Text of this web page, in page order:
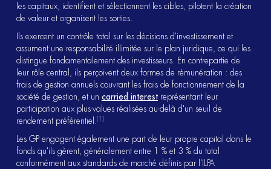
les capitaux, identifient et sélectionnent les cibles, pilotent la création
de valeur et organisent les sorties.
Ils exercent un contrôle total sur les décisions d'investissement et
assument une responsabilité illimitée sur le plan juridique, ce qui les
distingue fondamentalement des investisseurs. En contrepartie de
leur rôle central, ils perçoivent deux formes de rémunération : des
frais de gestion annuels couvrant les frais de fonctionnement de la
société de gestion, et un carried interestreprésentant leur
participation aux plus-values réalisées au-delà d'un seuil de
rendement préférentiel.(1)
Les GP engagent également une part de leur propre capital dans le
fonds qu'ils gèrent, généralement entre 1 % et 3 % du total
conformément aux standards de marché définis par l'ILPA